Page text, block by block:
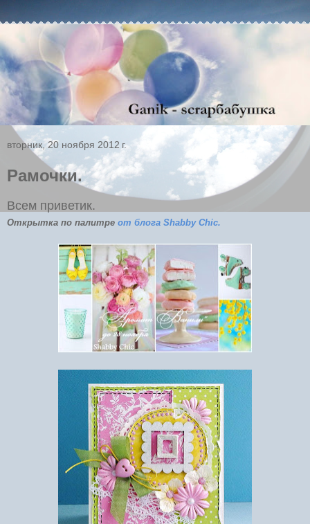
вторник, 20 ноября 2012 г.
Рамочки.
Всем приветик.
Открытка по палитре от блога Shabby Chic.